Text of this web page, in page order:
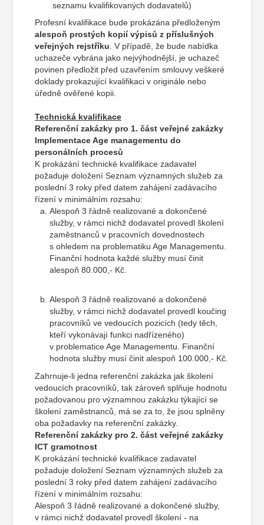
seznamu kvalifikovaných dodavatelů)
Profesní kvalifikace bude prokázána předloženým
alespoň prostých kopií výpisů z příslušných
veřejných rejstříku . V případě, že bude nabídka
uchazeče vybrána jako nejvýhodnější, je uchazeč
povinen předložit před uzavřením smlouvy veškeré
doklady prokazující kvalifikaci v originále nebo
úředně ověřené kopii.
Technická kvalifikace
Referenční zakázky pro 1. část veřejné zakázky
Implementace Age managementu do
personálních procesů
K prokázání technické kvalifikace zadavatel
požaduje doložení Seznam významných služeb za
poslední 3 roky před datem zahájení zadávacího
řízení v minimálním rozsahu:
Alespoň 3 řádně realizované a dokončené
služby, v rámci nichž dodavatel provedl školení
zaměstnanců v pracovních dovednostech
s ohledem na problematiku Age Managementu.
Finanční hodnota každé služby musí činit
alespoň 80.000,- Kč.
Alespoň 3 řádně realizované a dokončené
služby, v rámci nichž dodavatel provedl koučing
pracovníků ve vedoucích pozicích (tedy těch,
kteří vykonávají funkci nadřízeného)
v problematice Age Managementu. Finanční
hodnota služby musí činit alespoň 100.000,- Kč.
Zahrnuje-li jedna referenční zakázka jak školení
vedoucích pracovníků, tak zároveň splňuje hodnotu
požadovanou pro významnou zakázku týkající se
školení zaměstnanců, má se za to, že jsou splněny
oba požadavky na referenční zakázky.
Referenční zakázky pro 2. část veřejné zakázky
ICT gramotnost
K prokázání technické kvalifikace zadavatel
požaduje doložení Seznam významných služeb za
poslední 3 roky před datem zahájení zadávacího
řízení v minimálním rozsahu:
Alespoň 3 řádně realizované a dokončené služby,
v rámci nichž dodavatel provedl školení - na